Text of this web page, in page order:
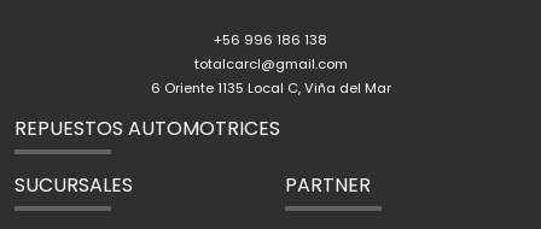
+56 996 186 138
totalcarcl@gmail.com
6 Oriente 1135 Local C, Viña del Mar
REPUESTOS AUTOMOTRICES
SUCURSALES PARTNER